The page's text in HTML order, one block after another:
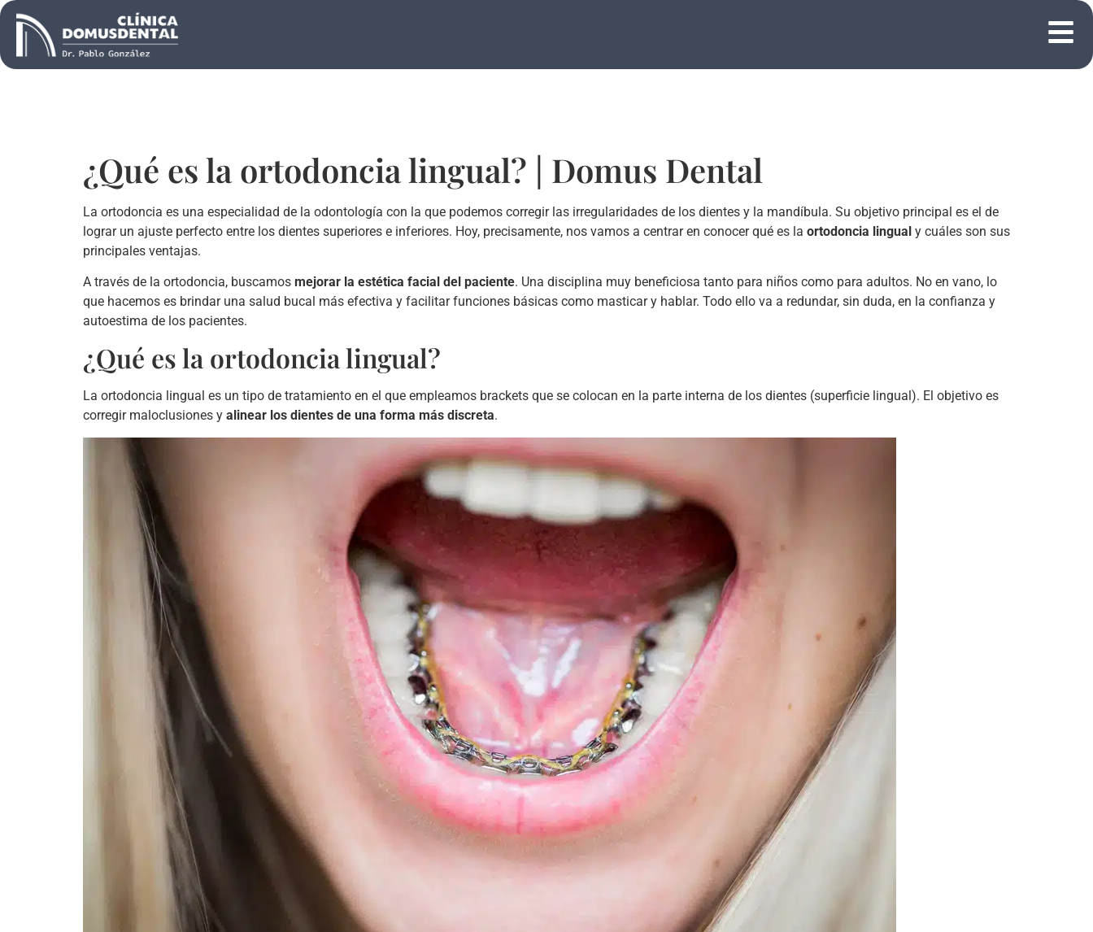
¿Qué es la ortodoncia lingual? | Domus Dental
La ortodoncia es una especialidad de la odontología con la que podemos corregir las irregularidades de los dientes y la mandíbula. Su objetivo principal es el de
lograr un ajuste perfecto entre los dientes superiores e inferiores. Hoy, precisamente, nos vamos a centrar en conocer qué es la ortodoncia lingual y cuáles son sus
principales ventajas.
A través de la ortodoncia, buscamos mejorar la estética facial del paciente. Una disciplina muy beneficiosa tanto para niños como para adultos. No en vano, lo
que hacemos es brindar una salud bucal más efectiva y facilitar funciones básicas como masticar y hablar. Todo ello va a redundar, sin duda, en la confianza y
autoestima de los pacientes.
¿Qué es la ortodoncia lingual?
La ortodoncia lingual es un tipo de tratamiento en el que empleamos brackets que se colocan en la parte interna de los dientes (superficie lingual). El objetivo es
corregir maloclusiones y alinear los dientes de una forma más discreta.